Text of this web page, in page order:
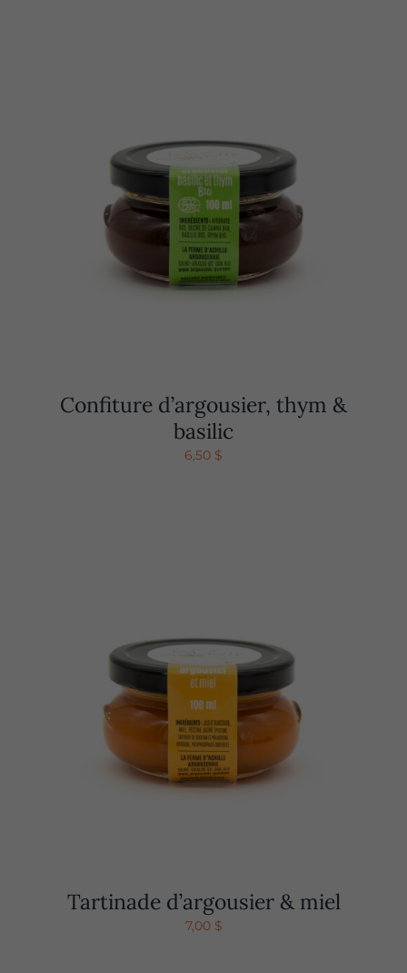
Confiture d’argousier, thym &
basilic
6,50 $
Tartinade d’argousier & miel
7,00 $